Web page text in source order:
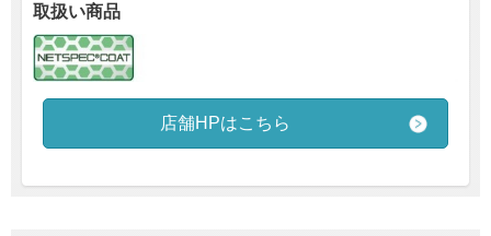
取扱い商品
店舗HPはこちら